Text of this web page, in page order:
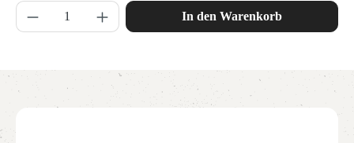
Produkt Anzahl: Gib den gewünschten Wert
In den Warenkorb